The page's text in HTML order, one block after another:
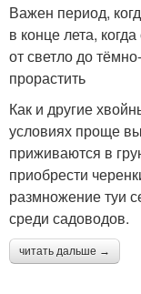
Важен период,
в конце лета,
от светло до
прорастить
Как и другие
условиях проще
приживаются в
приобрести
размножение туи
среди садоводов.
читать дальше →